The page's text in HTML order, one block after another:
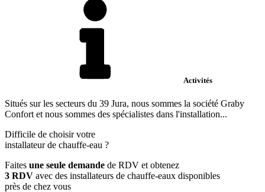
Activités
Situés sur les secteurs du 39 Jura, nous sommes la société Graby
Confort et nous sommes des spécialistes dans l'installation...
Difficile de choisir votre
installateur de chauffe-eau ?
Faites une seule demande de RDV et obtenez
3 RDV avec des installateurs de chauffe-eaux disponibles
près de chez vous